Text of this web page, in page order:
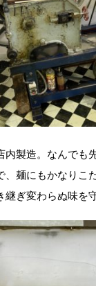
内製造。なんでも
、麺にもかなりこ
ぎ変わらぬ味を